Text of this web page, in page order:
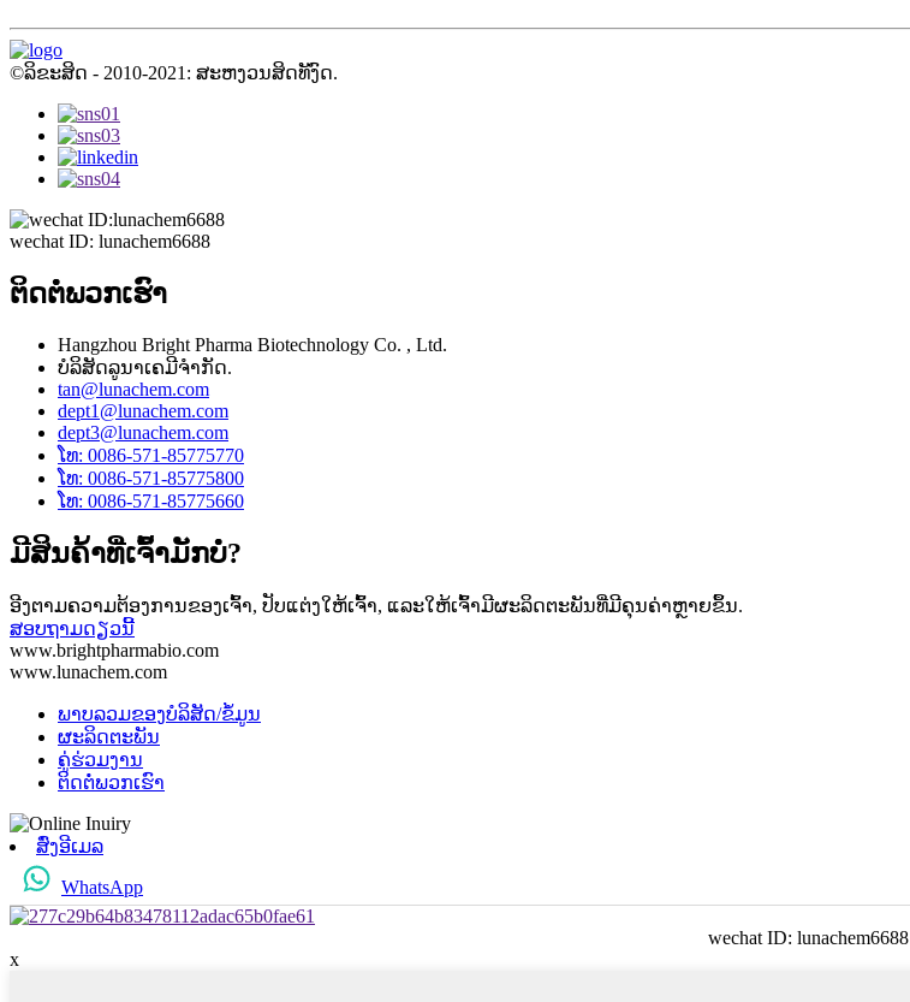
©ລິຂະສິດ - 2010-2021: ສະຫງວນສິດທັງົດ.
wechat ID: lunachem6688
ຕິດ​ຕໍ່​ພວກ​ເຮົາ
Hangzhou Bright Pharma Biotechnology Co. , Ltd.
ບໍລິສັດລູນາເຄມີຈໍາກັດ.
tan@lunachem.com
dept1@lunachem.com
dept3@lunachem.com
ໂທ: 0086-571-85775770
ໂທ: 0086-571-85775800
ໂທ: 0086-571-85775660
ມີສິນຄ້າທີ່ເຈົ້າມັກບໍ່?
ອີງຕາມຄວາມຕ້ອງການຂອງເຈົ້າ, ປັບແຕ່ງໃຫ້ເຈົ້າ, ແລະໃຫ້ເຈົ້າມີຜະລິດຕະພັນທີ່ມີຄຸນຄ່າຫຼາຍຂຶ້ນ.
ສອບຖາມດຽວນີ້
www.brightpharmabio.com
www.lunachem.com
ພາບລວມຂອງບໍລິສັດ/ຂໍ້ມູນ
ຜະລິດຕະພັນ
ຄູ່ຮ່ວມງານ
ຕິດ​ຕໍ່​ພວກ​ເຮົາ
ສົ່ງອີເມລ
WhatsApp
wechat ID: lunachem6688
x